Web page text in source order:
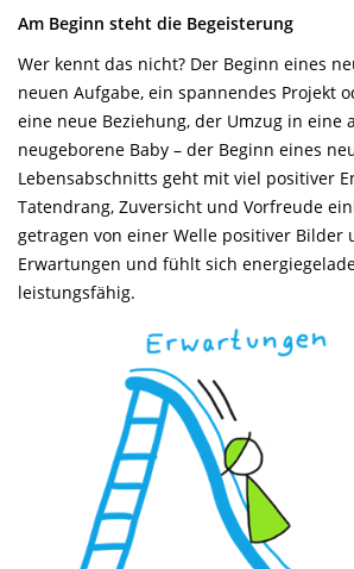
Am Beginn steht die Begeisterung
Wer kennt das nicht? Der Beginn eines
neuen Aufgabe, ein spannendes Projekt
eine neue Beziehung, der Umzug in eine
neugeborene Baby – der Beginn eines
Lebensabschnitts geht mit viel positiver
Tatendrang, Zuversicht und Vorfreude
getragen von einer Welle positiver Bilder
Erwartungen und fühlt sich
leistungsfähig.